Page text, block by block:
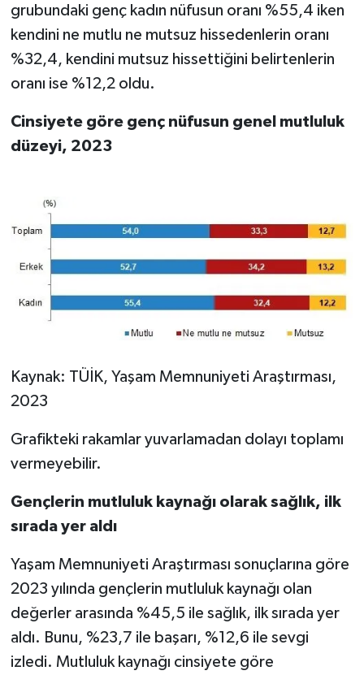
grubundaki genç kadın nüfusun oranı %55,4 iken
kendini ne mutlu ne mutsuz hissedenlerin oranı
%32,4, kendini mutsuz hissettiğini belirtenlerin
oranı ise %12,2 oldu.
Cinsiyete göre genç nüfusun genel mutluluk
düzeyi, 2023
Kaynak: TÜİK, Yaşam Memnuniyeti Araştırması,
2023
Grafikteki rakamlar yuvarlamadan dolayı toplamı
vermeyebilir.
Gençlerin mutluluk kaynağı olarak sağlık, ilk
sırada yer aldı
Yaşam Memnuniyeti Araştırması sonuçlarına göre
2023 yılında gençlerin mutluluk kaynağı olan
değerler arasında %45,5 ile sağlık, ilk sırada yer
aldı. Bunu, %23,7 ile başarı, %12,6 ile sevgi
izledi. Mutluluk kaynağı cinsiyete göre